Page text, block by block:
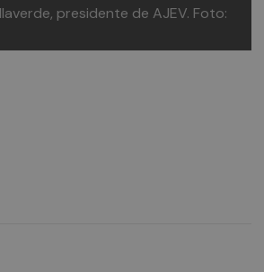
presidente de AJEV. Foto: